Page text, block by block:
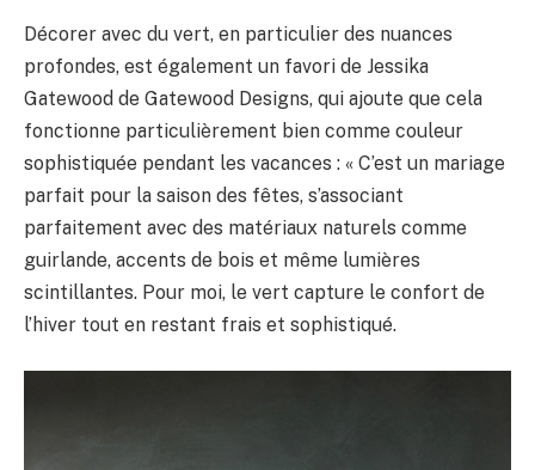
Décorer avec du vert, en particulier des nuances
profondes, est également un favori de Jessika
Gatewood de Gatewood Designs, qui ajoute que cela
fonctionne particulièrement bien comme couleur
sophistiquée pendant les vacances : « C’est un mariage
parfait pour la saison des fêtes, s’associant
parfaitement avec des matériaux naturels comme
guirlande, accents de bois et même lumières
scintillantes. Pour moi, le vert capture le confort de
l’hiver tout en restant frais et sophistiqué.